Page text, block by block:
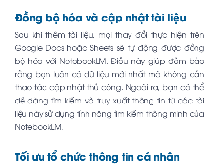
Đồng bộ hóa và cập nhật tài liệu
Sau khi thêm tài liệu, mọi thay đổi thực hiện trên
Google Docs hoặc Sheets sẽ tự động được đồng
bộ hóa với NotebookLM. Điều này giúp đảm bảo
rằng bạn luôn có dữ liệu mới nhất mà không cần
thao tác cập nhật thủ công. Ngoài ra, bạn có thể
dễ dàng tìm kiếm và truy xuất thông tin từ các tài
liệu này sử dụng tính năng tìm kiếm thông minh của
NotebookLM.
Tối ưu tổ chức thông tin cá nhân